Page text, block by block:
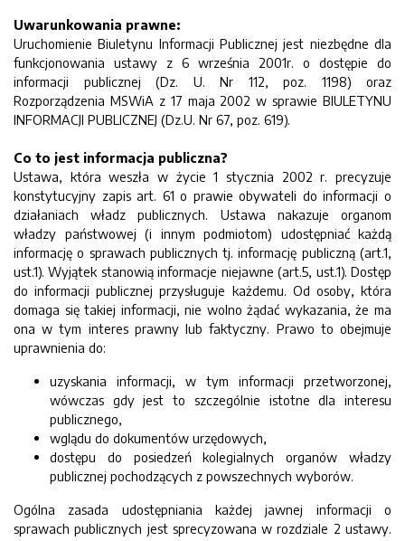
Uwarunkowania prawne:
Uruchomienie Biuletynu Informacji Publicznej jest niezbędne dla
funkcjonowania ustawy z 6 września 2001r. o dostępie do
informacji publicznej (Dz. U. Nr 112, poz. 1198) oraz
Rozporządzenia MSWiA z 17 maja 2002 w sprawie BIULETYNU
INFORMACJI PUBLICZNEJ (Dz.U. Nr 67, poz. 619).
Co to jest informacja publiczna?
Ustawa, która weszła w życie 1 stycznia 2002 r. precyzuje
konstytucyjny zapis art. 61 o prawie obywateli do informacji o
działaniach władz publicznych. Ustawa nakazuje organom
władzy państwowej (i innym podmiotom) udostępniać każdą
informację o sprawach publicznych tj. informację publiczną (art.1,
ust.1). Wyjątek stanowią informacje niejawne (art.5, ust.1). Dostęp
do informacji publicznej przysługuje każdemu. Od osoby, która
domaga się takiej informacji, nie wolno żądać wykazania, że ma
ona w tym interes prawny lub faktyczny. Prawo to obejmuje
uprawnienia do:
uzyskania informacji, w tym informacji przetworzonej,
wówczas gdy jest to szczególnie istotne dla interesu
publicznego,
wglądu do dokumentów urzędowych,
dostępu do posiedzeń kolegialnych organów władzy
publicznej pochodzących z powszechnych wyborów.
Ogólna zasada udostępniania każdej jawnej informacji o
sprawach publicznych jest sprecyzowana w rozdziale 2 ustawy.